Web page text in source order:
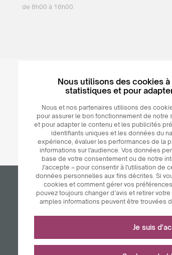
de 8h00 à 16h00.
© 2026 MAXIMCeramics Sp. z o. o.
Êtes-vous un
Voulez-vous établir une coopération à
créez un compte gratuit dans notre panel
notre système.
Nous utilisons des cookies
statistiques et pour
Nous et nos partenaires utilisons des
pour assurer le bon fonctionnement de notre
et pour adapter le contenu et les publicités
identifiants uniques et les données du
expérience, évaluer les performances de la
informations sur l'audience. Vos données
base de votre consentement ou de notre
J'accepte » pour consentir à l'utilisation de
données personnelles aux fins décrites. Si
cookies et comment gérer vos
pouvez toujours changer d’avis et retirer
amples informations peuvent être trouvées
Nécessaire au fonctionnement du
Les cookies techniquement nécessaires
Je suis